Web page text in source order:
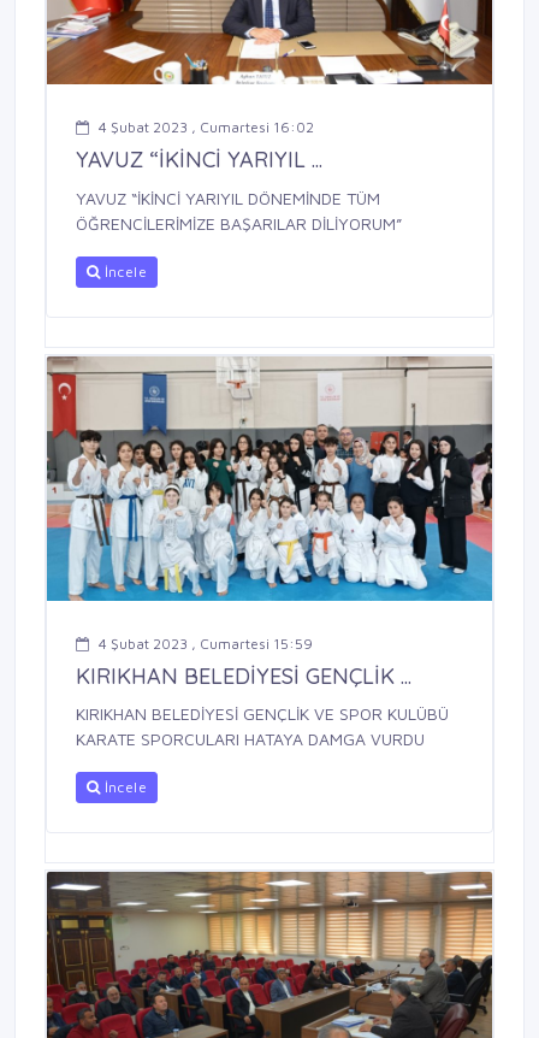
4 Şubat 2023 , Cumartesi 16:02
YAVUZ “İKİNCİ YARIYIL ...
YAVUZ “İKİNCİ YARIYIL DÖNEMİNDE TÜM
ÖĞRENCİLERİMİZE BAŞARILAR DİLİYORUM”
İncele
4 Şubat 2023 , Cumartesi 15:59
KIRIKHAN BELEDİYESİ GENÇLİK ...
KIRIKHAN BELEDİYESİ GENÇLİK VE SPOR KULÜBÜ
KARATE SPORCULARI HATAYA DAMGA VURDU
İncele